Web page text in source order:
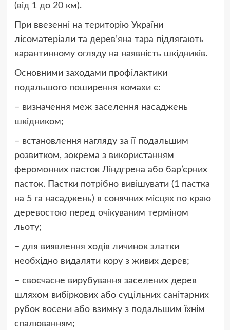
(від 1 до 20 км).
При ввезенні на територію України
лісоматеріали та дерев’яна тара підлягають
карантинному огляду на наявність шкідників.
Основними заходами профілактики
подальшого поширення комахи є:
– визначення меж заселення насаджень
шкідником;
– встановлення нагляду за її подальшим
розвитком, зокрема з використанням
феромонних пасток Ліндгрена або бар’єрних
пасток. Пастки потрібно вивішувати (1 пастка
на 5 га насаджень) в сонячних місцях по краю
деревостою перед очікуваним терміном
льоту;
– для виявлення ходів личинок златки
необхідно видаляти кору з живих дерев;
– своєчасне вирубування заселених дерев
шляхом вибіркових або суцільних санітарних
рубок восени або взимку з подальшим їхнім
спалюванням;